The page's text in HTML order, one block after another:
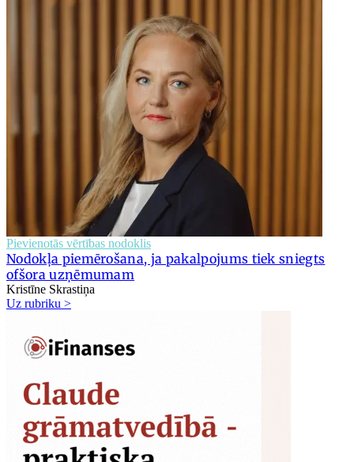
Pievienotās vērtības nodoklis
Nodokļa piemērošana, ja pakalpojums tiek sniegts
ofšora uzņēmumam
Kristīne Skrastiņa
Uz rubriku >